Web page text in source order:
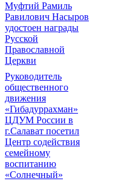
Муфтий Рамиль
Равилович Насыров
удостоен награды
Русской
Православной
Церкви
Руководитель
общественного
движения
«Гибадуррахман»
ЦДУМ России в
г.Салават посетил
Центр содействия
семейному
воспитанию
«Солнечный»